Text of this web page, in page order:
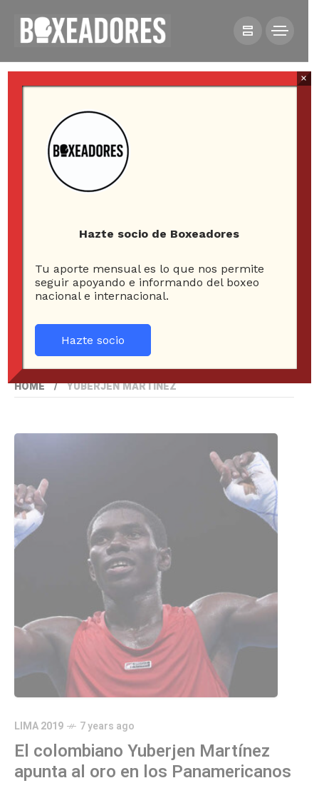
martínez
1
HOME YUBERJEN MARTÍNEZ
LIMA 2019 7 years ago
El colombiano Yuberjen Martínez
apunta al oro en los Panamericanos
Hazte socio de Boxeadores
Tu aporte mensual es lo que nos permite
seguir apoyando e informando del boxeo
nacional e internacional.
Hazte socio
×